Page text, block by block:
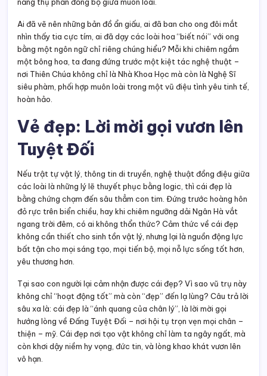
các loài là những lý lẽ thuyết phục bằng logic, thì cái đẹp là
bằng chứng chạm đến sâu thẳm con tim. Đứng trước hoàng hôn
đỏ rực trên biển chiều, hay khi chiêm ngưỡng dải Ngân Hà vắt
ngang trời đêm, có ai không thổn thức? Cảm thức về cái đẹp
không cần thiết cho sinh tồn vật lý, nhưng lại là nguồn động lực
bất tận cho mọi sáng tạo, mọi tiến bộ, mọi nỗ lực sống tốt hơn,
yêu thương hơn.
Tại sao con người lại cảm nhận được cái đẹp? Vì sao vũ trụ này
không chỉ “hoạt động tốt” mà còn “đẹp” đến lạ lùng? Câu trả lời
sâu xa là: cái đẹp là “ánh quang của chân lý”, là lời mời gọi
hướng lòng về Đấng Tuyệt Đối – nơi hội tụ trọn vẹn mọi chân –
thiện – mỹ. Cái đẹp nơi tạo vật không chỉ làm ta ngây ngất, mà
còn khơi dậy niềm hy vọng, đức tin, và lòng khao khát vươn lên
vô hạn.
Ngay cả các nhà vật lý lớn cũng phải thừa nhận các định luật tự
nhiên “đẹp như thơ”, “đơn giản và tuyệt mỹ”. Sắc đẹp của vũ trụ,
tiếng gọi của nhạc Mozart, nét lộng lẫy của một bông hồng, là
dòng chảy nối liền trái tim nhân loại với Thiên Chúa – Đấng Sáng
Tạo muôn loài. Thánh Bô-na-ven-tura đã viết: “Cái đẹp là cửa
ngõ dẫn vào cõi siêu việt.”
Dải
Ngân
Hà
rực